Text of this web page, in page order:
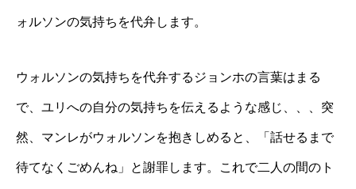
ォルソンの気持ちを代弁します。
ウォルソンの気持ちを代弁するジョンホの言葉はまる
で、ユリへの自分の気持ちを伝えるような感じ、、、突
然、マンレがウォルソンを抱きしめると、「話せるまで
待てなくごめんね」と謝罪します。これで二人の間のト